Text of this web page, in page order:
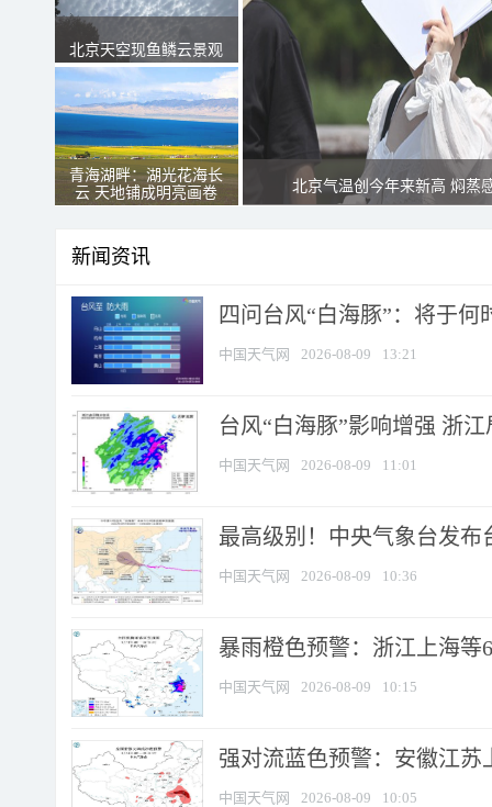
北京天空现鱼鳞云景观
青海湖畔：湖光花海长
云 天地铺成明亮画卷
北京气温创今年来新高 焖蒸
新闻资讯
四问台风“白海豚”：将于
中国天气网 2026-08-09 13:21
台风“白海豚”影响增强 浙
中国天气网 2026-08-09 11:01
最高级别！中央气象台发布
中国天气网 2026-08-09 10:36
暴雨橙色预警：浙江上海等
中国天气网 2026-08-09 10:15
强对流蓝色预警：安徽江苏
中国天气网 2026-08-09 10:05